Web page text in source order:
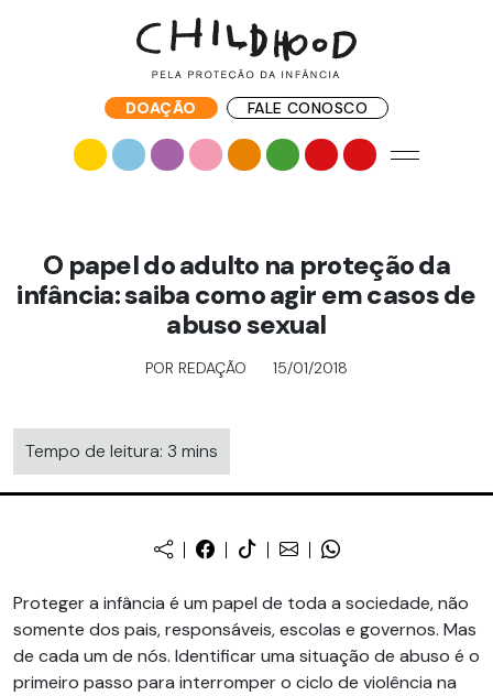
DOAÇÃO FALE CONOSCO
O papel do adulto na proteção da
infância: saiba como agir em casos de
abuso sexual
POR REDAÇÃO 15/01/2018
Tempo de leitura: 3 mins
Proteger a infância é um papel de toda a sociedade, não
somente dos pais, responsáveis, escolas e governos. Mas
de cada um de nós. Identificar uma situação de abuso é o
primeiro passo para interromper o ciclo de violência na